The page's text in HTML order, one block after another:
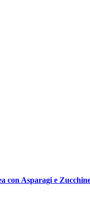
con Asparagi e